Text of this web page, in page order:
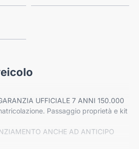
UFFICIALE 7 ANNI 150.000
Passaggio proprietà e kit
ANCHE AD ANTICIPO